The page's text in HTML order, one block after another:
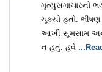
મૃત્યુસમાચારનો
ચૂક્યો હતો. ભીષણ
આખી સૂમસામ
ન હતું. હવે